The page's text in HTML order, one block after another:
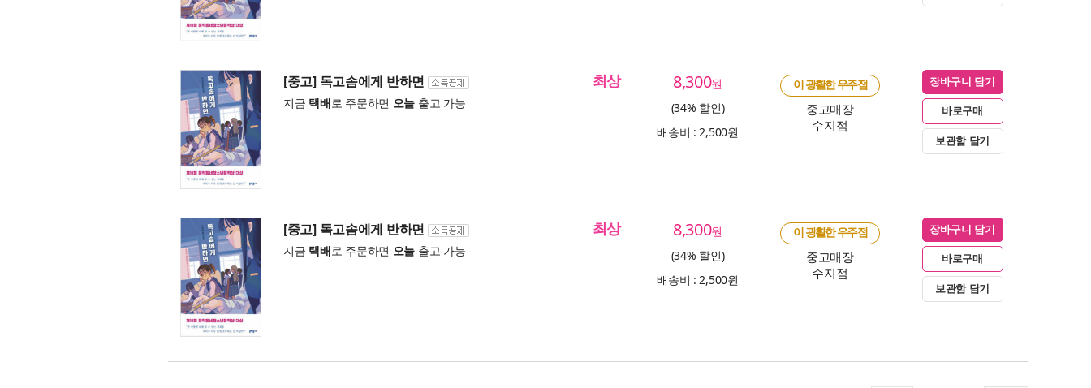
[중고] 독고솜에게 반하면
지금 택배로 주문하면 오늘 출고 가능
최상 8,300원
(34% 할인)
배송비 : 2,500원
이 광활한 우주점
중고매장
수지점
장바구니 담기
바로구매
보관함 담기
[중고] 독고솜에게 반하면
지금 택배로 주문하면 오늘 출고 가능
최상 8,300원
(34% 할인)
배송비 : 2,500원
이 광활한 우주점
중고매장
수지점
장바구니 담기
바로구매
보관함 담기